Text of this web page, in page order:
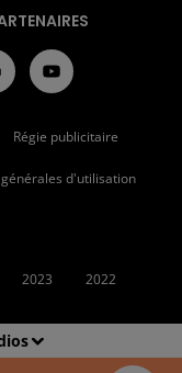
Régie publicitaire
d'utilisation
2023 2022